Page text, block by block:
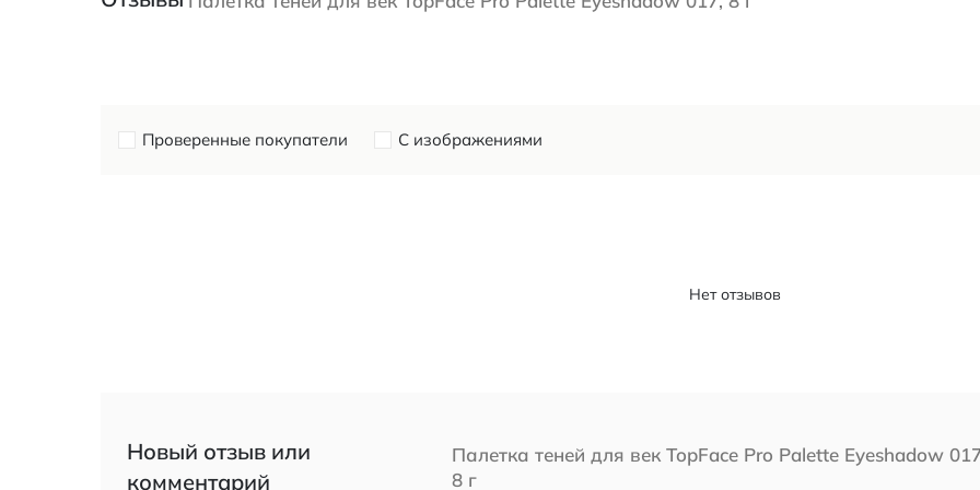
Проверенные покупатели С изображениями
Нет отзывов
Новый отзыв или
комментарий
Палетка теней для век TopFace Pro Palette Eyeshadow
8 г